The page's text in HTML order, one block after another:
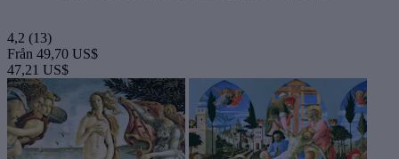
4,2 (13)
Från 49,70 US$
47,21 US$